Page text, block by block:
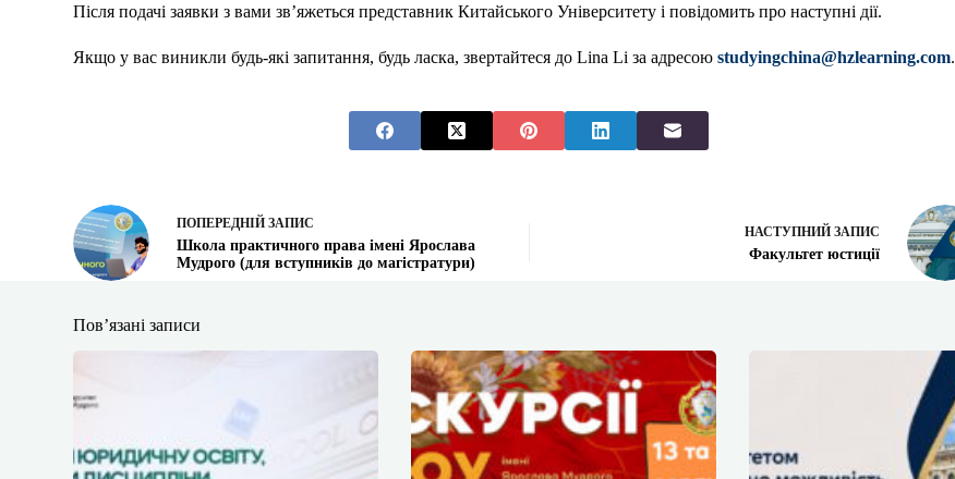
Після подачі заявки з вами зв’яжеться представник Китайського Університету і повідомить про наступні дії.
Якщо у вас виникли будь-які запитання, будь ласка, звертайтеся до Lina Li за адресоюstudyingchina@hzlearning.com.
ПОПЕРЕДНІЙЗАПИС
Школа практичного права імені Ярослава
Мудрого (для вступників до магістратури)
НАСТУПНИЙ ЗАПИС
Факультет юстиції
Пов’язані записи